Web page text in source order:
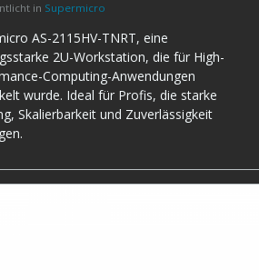
in Supermicro
AS-2115HV-TNRT, eine
2U-Workstation, die für High-
Computing-Anwendungen
wurde. Ideal für Profis, die starke
Skalierbarkeit und Zuverlässigkeit